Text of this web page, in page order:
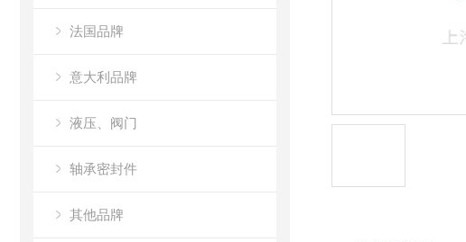
法国品牌
意大利品牌
液压、阀门
轴承密封件
其他品牌